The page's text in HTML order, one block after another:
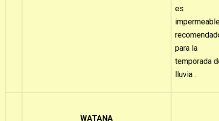
es
para la
temporada
lluvia .
WATANA